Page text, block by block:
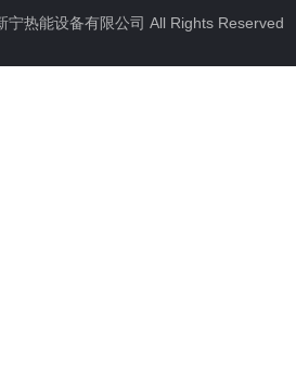
蒸汽锅炉
其他电热水器
宁热能设备有限公司 All Rights